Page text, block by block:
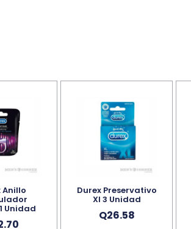
Anillo
Unidad
Durex Preservativo
Xl 3 Unidad
Q26.58